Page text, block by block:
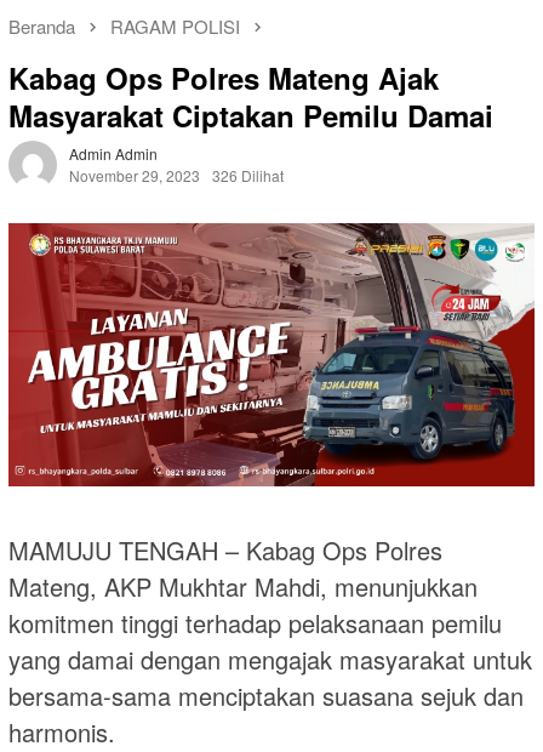
Beranda RAGAM POLISI
Kabag Ops Polres Mateng Ajak
Masyarakat Ciptakan Pemilu Damai
Admin Admin
November 29, 2023
326 Dilihat
MAMUJU TENGAH – Kabag Ops Polres
Mateng, AKP Mukhtar Mahdi, menunjukkan
komitmen tinggi terhadap pelaksanaan pemilu
yang damai dengan mengajak masyarakat untuk
bersama-sama menciptakan suasana sejuk dan
harmonis.